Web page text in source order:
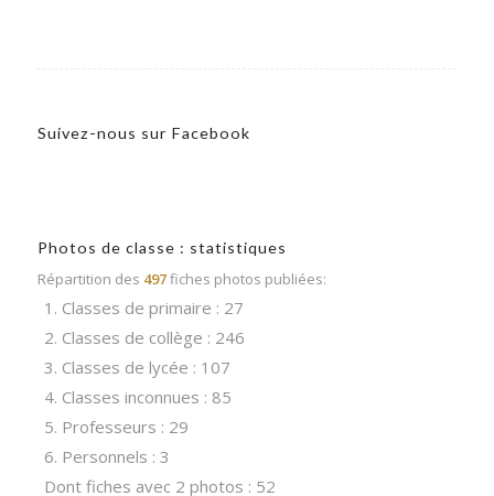
Suivez-nous sur Facebook
Photos de classe : statistiques
Répartition des 497fiches photos publiées:
1. Classes de primaire : 27
2. Classes de collège : 246
3. Classes de lycée : 107
4. Classes inconnues : 85
5. Professeurs : 29
6. Personnels : 3
Dont fiches avec 2 photos : 52